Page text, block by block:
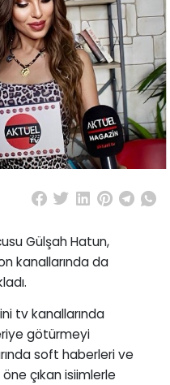
Gülşah Hatun,
kanallarında da
tv kanallarında
götürmeyi
soft haberleri ve
çıkan isiimlerle